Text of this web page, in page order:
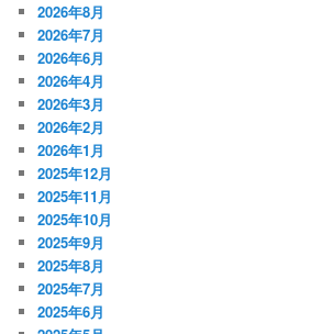
2026年8月
2026年7月
2026年6月
2026年4月
2026年3月
2026年2月
2026年1月
2025年12月
2025年11月
2025年10月
2025年9月
2025年8月
2025年7月
2025年6月